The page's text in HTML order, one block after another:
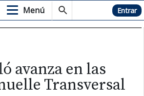
Menú Hemeroteca Entrar
avanza en las
Transversal